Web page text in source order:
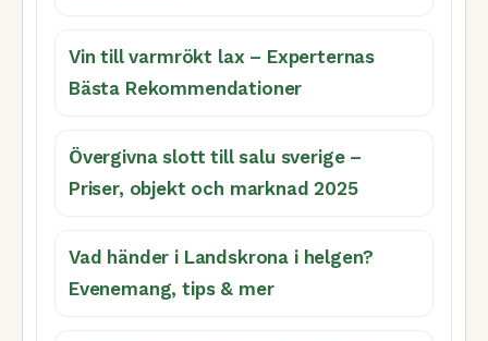
Vin till varmrökt lax – Experternas
Bästa Rekommendationer
Övergivna slott till salu sverige –
Priser, objekt och marknad 2025
Vad händer i Landskrona i helgen?
Evenemang, tips & mer